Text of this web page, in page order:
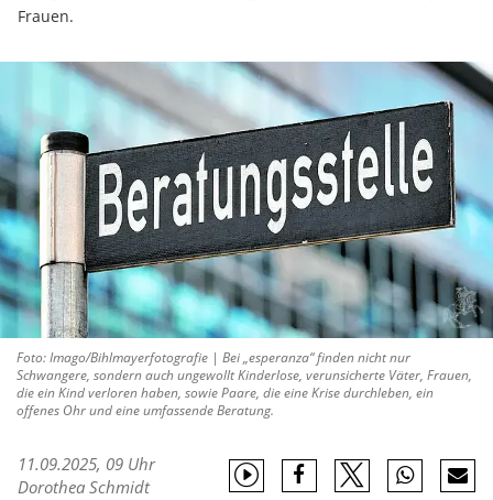
Frauen.
Foto: Imago/Bihlmayerfotografie | Bei „esperanza“ finden nicht nur
Schwangere, sondern auch ungewollt Kinderlose, verunsicherte Väter, Frauen,
die ein Kind verloren haben, sowie Paare, die eine Krise durchleben, ein
offenes Ohr und eine umfassende Beratung.
11.09.2025, 09 Uhr
Dorothea Schmidt